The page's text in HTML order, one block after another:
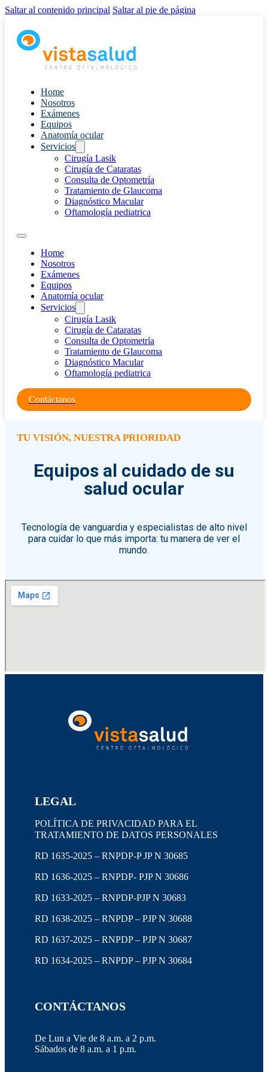
Saltar al contenido principal Saltar al pie de página
Home
Nosotros
Exámenes
Equipos
Anatomía ocular
Servicios
Cirugía Lasik
Cirugía de Cataratas
Consulta de Optometría
Tratamiento de Glaucoma
Diagnóstico Macular
Oftamología pediatrica
Home
Nosotros
Exámenes
Equipos
Anatomía ocular
Servicios
Cirugía Lasik
Cirugía de Cataratas
Consulta de Optometría
Tratamiento de Glaucoma
Diagnóstico Macular
Oftamología pediatrica
Contáctanos
TU VISIÓN, NUESTRA PRIORIDAD
Equipos al cuidado de su
salud ocular
Tecnología de vanguardia y especialistas de alto nivel
para cuidar lo que más importa: tu manera de ver el
mundo.
LEGAL
POLÍTICA DE PRIVACIDAD PARA EL
TRATAMIENTO DE DATOS PERSONALES
RD 1635-2025 – RNPDP-P JP N 30685
RD 1636-2025 – RNPDP- PJP N 30686
RD 1633-2025 – RNPDP-PJP N 30683
RD 1638-2025 – RNPDP – PJP N 30688
RD 1637-2025 – RNPDP – PJP N 30687
RD 1634-2025 – RNPDP – PJP N 30684
CONTÁCTANOS
De Lun a Vie de 8 a.m. a 2 p.m.
Sábados de 8 a.m. a 1 p.m.